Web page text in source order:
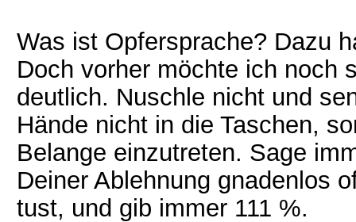
Was ist Opfersprache? Dazu
Doch vorher möchte ich noch
deutlich. Nuschle nicht und
Hände nicht in die Taschen,
Belange einzutreten. Sage
Deiner Ablehnung gnadenlos
tust, und gib immer 111 %.